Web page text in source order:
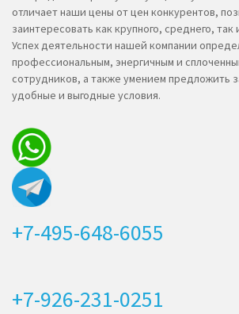
отличает наши цены от цен конкурентов,
заинтересовать как крупного, среднего, так
Успех деятельности нашей компании
профессиональным, энергичным и
сотрудников, а также умением предложить
удобные и выгодные условия.
+7-495-648-6055
+7-926-231-0251